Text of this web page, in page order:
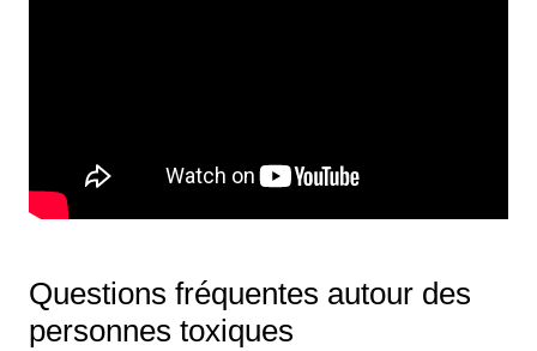
Questions fréquentes autour des
personnes toxiques